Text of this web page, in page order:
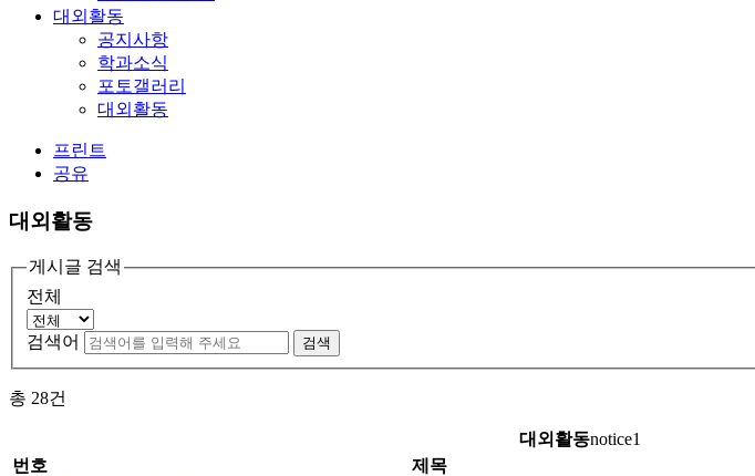
대외활동
공지사항
학과소식
포토갤러리
대외활동
프린트
공유
대외활동
게시글 검색
전체
검색어 검색
총 28건
대외활동notice1
번호
제목